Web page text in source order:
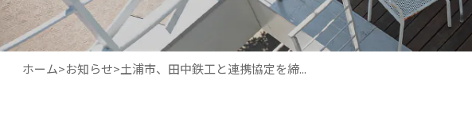
ホーム お知らせ 土浦市、田中鉄工と連携協定を締...